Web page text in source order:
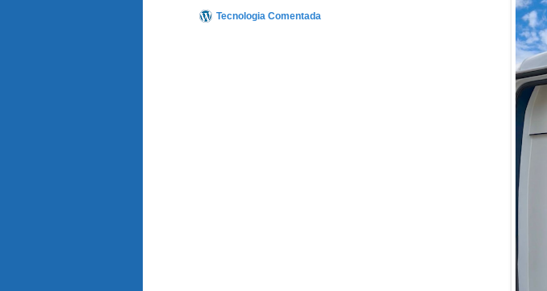
Tecnologia Comentada